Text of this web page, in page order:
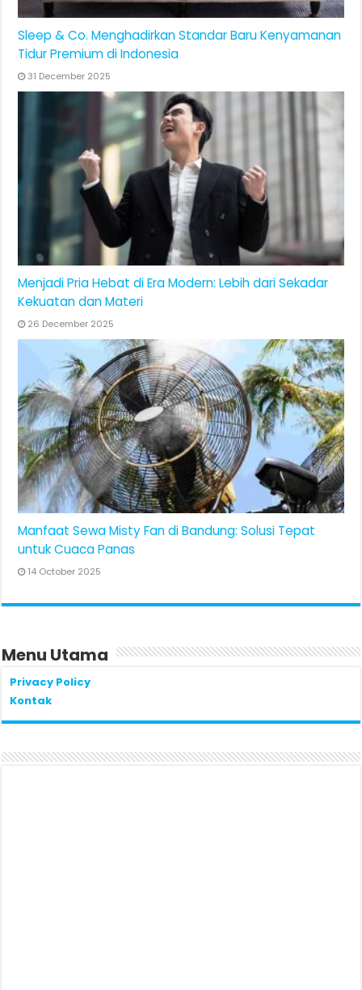
Sleep & Co. Menghadirkan Standar Baru Kenyamanan
Tidur Premium di Indonesia
31 December 2025
Menjadi Pria Hebat di Era Modern: Lebih dari Sekadar
Kekuatan dan Materi
26 December 2025
Manfaat Sewa Misty Fan di Bandung: Solusi Tepat
untuk Cuaca Panas
14 October 2025
Menu Utama
Privacy Policy
Kontak